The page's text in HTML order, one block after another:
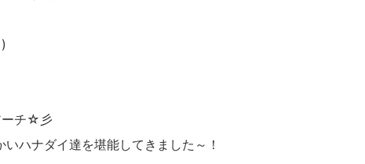
ーチ☆彡
ハナダイ達を堪能してきました～！